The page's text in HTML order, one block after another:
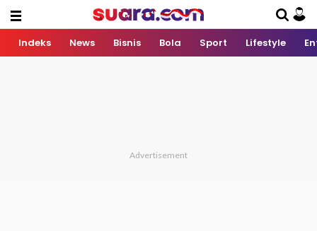
Indeks News Bisnis Bola Sport Lifestyle